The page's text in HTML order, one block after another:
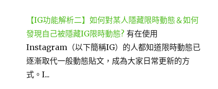
【IG功能解析二】如何對某人隱藏限時動態＆如何
發現自己被隱藏IG限時動態? 有在使用
Instagram（以下簡稱IG）的人都知道限時動態已
逐漸取代一般動態貼文，成為大家日常更新的方
式。I...